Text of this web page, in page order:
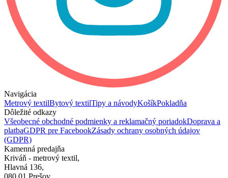
Navigácia
Metrový textilBytový textilTipy a návodyKošíkPokladňa
Dôležité odkazy
Všeobecné obchodné podmienky a reklamačný poriadokDoprava a
platbaGDPR pre FacebookZásady ochrany osobných údajov
(GDPR)
Kamenná predajňa
Kriváň - metrový textil,
Hlavná 136,
080 01 Prešov